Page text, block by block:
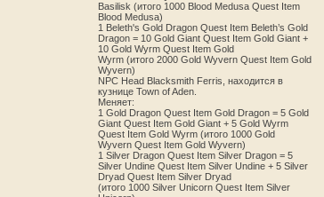
Basilisk (итого 1000 Blood Medusa Quest Item
Blood Medusa)
1 Beleth's Gold Dragon Quest Item Beleth’s Gold
Dragon = 10 Gold Giant Quest Item Gold Giant +
10 Gold Wyrm Quest Item Gold
Wyrm (итого 2000 Gold Wyvern Quest Item Gold
Wyvern)
NPC Head Blacksmith Ferris, находится в
кузнице Town of Aden.
Меняет:
1 Gold Dragon Quest Item Gold Dragon = 5 Gold
Giant Quest Item Gold Giant + 5 Gold Wyrm
Quest Item Gold Wyrm (итого 1000 Gold
Wyvern Quest Item Gold Wyvern)
1 Silver Dragon Quest Item Silver Dragon = 5
Silver Undine Quest Item Silver Undine + 5 Silver
Dryad Quest Item Silver Dryad
(итого 1000 Silver Unicorn Quest Item Silver